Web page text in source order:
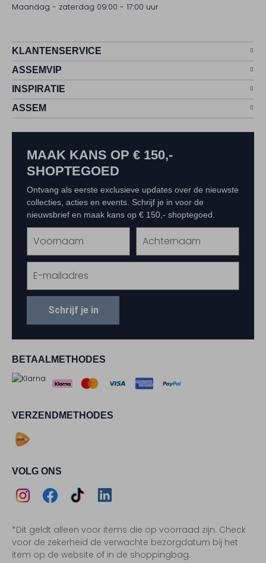
Maandag - zaterdag 09:00 - 17:00 uur
KLANTENSERVICE
ASSEMVIP
INSPIRATIE
ASSEM
BETAALMETHODES
VERZENDMETHODES
VOLG ONS
Instagram
Facebook
TikTokLinkedIn
*Dit geldt alleen voor items die op voorraad zijn. Check
voor de zekerheid de verwachte bezorgdatum bij het
item op de website of in de shoppingbag.
MAAK KANS OP € 150,-
SHOPTEGOED
Ontvang als eerste exclusieve updates over de nieuwste
collecties, acties en events. Schrijf je in voor de
nieuwsbrief en maak kans op € 150,- shoptegoed.
Schrijf je in